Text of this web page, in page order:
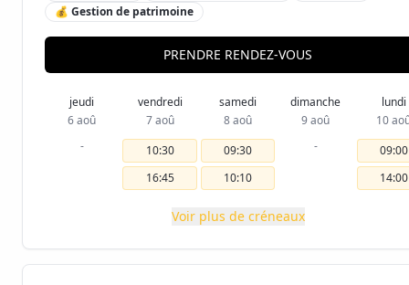
💰 Gestion de patrimoine
PRENDRE RENDEZ-VOUS
jeudi
6 aoû
-
vendredi
7 aoû
10:30
16:45
samedi
8 aoû
09:30
10:10
dimanche
9 aoû
-
lundi
10
09:00
14:00
Voir plus de créneaux